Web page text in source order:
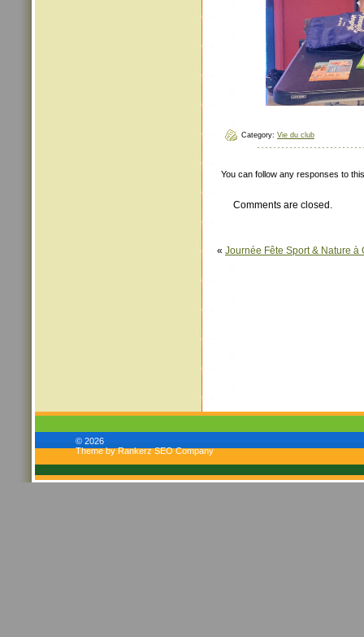
Category: Vie du club
You can follow any responses to
Comments are closed.
« Journée Fête Sport & Nature à
© 2026
Theme by Rankerz SEO Company